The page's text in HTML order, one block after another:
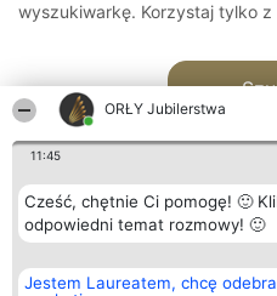
ORŁY Jubilerstwa
11:45
Cześć, chętnie Ci pomogę! 🙂
odpowiedni temat rozmowy! 🙂
Jestem Laureatem, chcę
wyszukiwarkę. Korzystaj tylko z
Organizator plebiscytu
Bright Side Solutions sp. z o.